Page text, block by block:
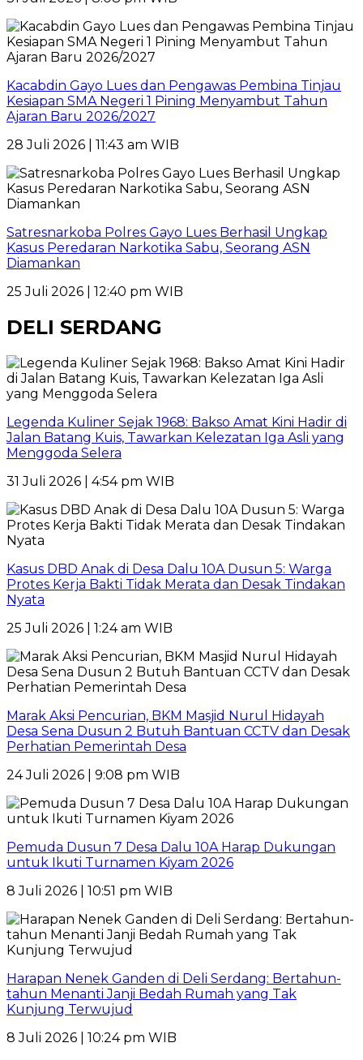
Kacabdin Gayo Lues dan Pengawas Pembina Tinjau
Kesiapan SMA Negeri 1 Pining Menyambut Tahun
Ajaran Baru 2026/2027
28 Juli 2026 | 11:43 am WIB
Satresnarkoba Polres Gayo Lues Berhasil Ungkap
Kasus Peredaran Narkotika Sabu, Seorang ASN
Diamankan
25 Juli 2026 | 12:40 pm WIB
DELI SERDANG
Legenda Kuliner Sejak 1968: Bakso Amat Kini Hadir di
Jalan Batang Kuis, Tawarkan Kelezatan Iga Asli yang
Menggoda Selera
31 Juli 2026 | 4:54 pm WIB
Kasus DBD Anak di Desa Dalu 10A Dusun 5: Warga
Protes Kerja Bakti Tidak Merata dan Desak Tindakan
Nyata
25 Juli 2026 | 1:24 am WIB
Marak Aksi Pencurian, BKM Masjid Nurul Hidayah
Desa Sena Dusun 2 Butuh Bantuan CCTV dan Desak
Perhatian Pemerintah Desa
24 Juli 2026 | 9:08 pm WIB
Pemuda Dusun 7 Desa Dalu 10A Harap Dukungan
untuk Ikuti Turnamen Kiyam 2026
8 Juli 2026 | 10:51 pm WIB
Harapan Nenek Ganden di Deli Serdang: Bertahun-
tahun Menanti Janji Bedah Rumah yang Tak
Kunjung Terwujud
8 Juli 2026 | 10:24 pm WIB